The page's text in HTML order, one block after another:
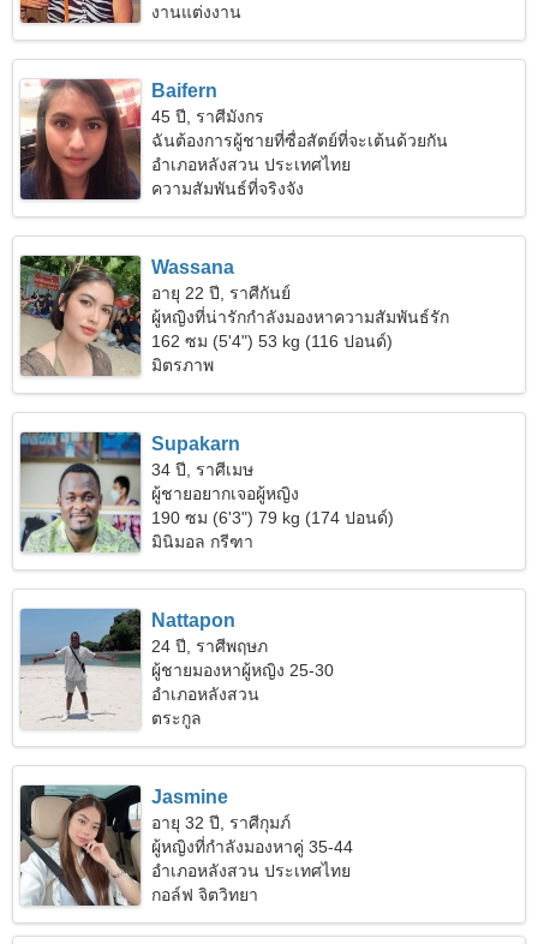
งานแต่งงาน
Baifern
45 ปี, ราศีมังกร
ฉันต้องการผู้ชายที่ซื่อสัตย์ที่จะเต้นด้วยกัน
อำเภอหลังสวน ประเทศไทย
ความสัมพันธ์ที่จริงจัง
Wassana
อายุ 22 ปี, ราศีกันย์
ผู้หญิงที่น่ารักกำลังมองหาความสัมพันธ์รัก
162 ซม (5'4") 53 kg (116 ปอนด์)
มิตรภาพ
Supakarn
34 ปี, ราศีเมษ
ผู้ชายอยากเจอผู้หญิง
190 ซม (6'3") 79 kg (174 ปอนด์)
มินิมอล กรีฑา
Nattapon
24 ปี, ราศีพฤษภ
ผู้ชายมองหาผู้หญิง 25-30
อำเภอหลังสวน
ตระกูล
Jasmine
อายุ 32 ปี, ราศีกุมภ์
ผู้หญิงที่กำลังมองหาคู่ 35-44
อำเภอหลังสวน ประเทศไทย
กอล์ฟ จิตวิทยา